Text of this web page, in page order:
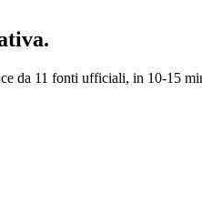
da 11 fonti ufficiali, in 10-15